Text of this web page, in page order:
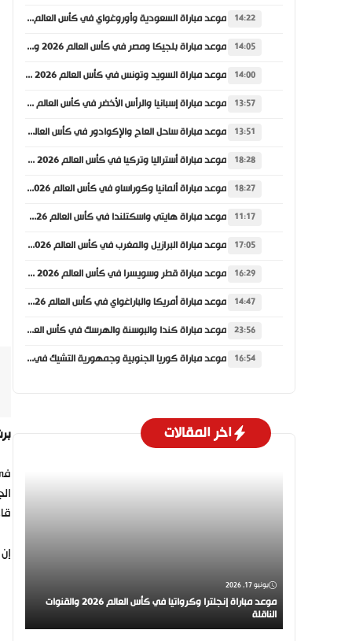
14:22 موعد مباراة السعودية وأوروغواي في كأس العالم 2026 والقنوات الناقلة
14:05 موعد مباراة بلجيكا ومصر في كأس العالم 2026 والقنوات الناقلة
14:00 موعد مباراة السويد وتونس في كأس العالم 2026 والقنوات الناقلة
13:57 موعد مباراة إسبانيا والرأس الأخضر في كأس العالم 2026 والقنوات الناقلة
13:51 موعد مباراة ساحل العاج والإكوادور في كأس العالم 2026 والقنوات الناقلة
18:28 موعد مباراة أستراليا وتركيا في كأس العالم 2026 والقنوات الناقلة
18:27 موعد مباراة ألمانيا وكوراساو في كأس العالم 2026 والقنوات الناقلة
11:17 موعد مباراة هايتي واسكتلندا في كأس العالم 2026 والقنوات الناقلة
17:05 موعد مباراة البرازيل والمغرب في كأس العالم 2026 والقنوات الناقلة
16:29 موعد مباراة قطر وسويسرا في كأس العالم 2026 والقنوات الناقلة
14:47 موعد مباراة أمريكا والباراغواي في كأس العالم 2026 والقنوات الناقلة
23:56 موعد مباراة كندا والبوسنة والهرسك في كأس العالم 2026 والقنوات الناقلة
16:54 موعد مباراة كوريا الجنوبية وجمهورية التشيك في كأس العالم 2026 والقنوات الناقلة
اخر المقالات
يونيو 17, 2026
موعد مباراة إنجلترا وكرواتيا في كأس العالم 2026 والقنوات
الناقلة